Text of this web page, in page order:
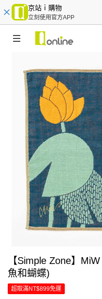
京站ｉ購物
立刻使用官方APP
【Simple Zone】
魚和蝴蝶)
超取滿NT$899免運